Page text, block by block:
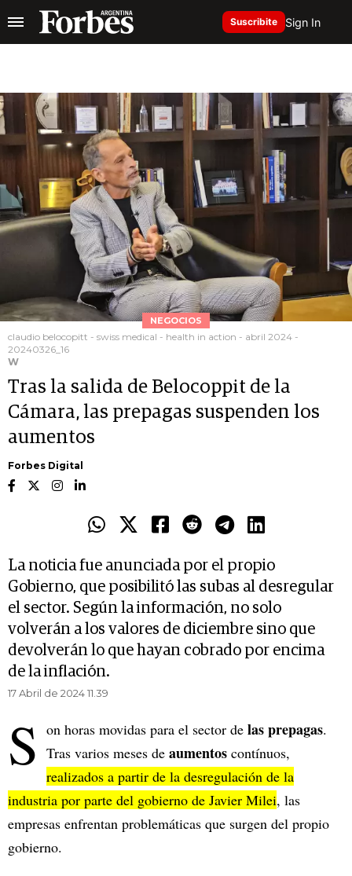
Suscribite Sign In
NEGOCIOS
claudio belocopitt - swiss medical - health in action - abril 2024 -
20240326_16
W
Tras la salida de Belocoppit de la
Cámara, las prepagas suspenden los
aumentos
Forbes Digital
La noticia fue anunciada por el propio
Gobierno, que posibilitó las subas al desregular
el sector. Según la información, no solo
volverán a los valores de diciembre sino que
devolverán lo que hayan cobrado por encima
de la inflación.
17 Abril de 2024 11.39
S on horas movidas para el sector de las prepagas.
Tras varios meses de aumentos contínuos,
realizados a partir de la desregulación de la
industria por parte del gobierno de Javier Milei, las
empresas enfrentan problemáticas que surgen del propio
gobierno.